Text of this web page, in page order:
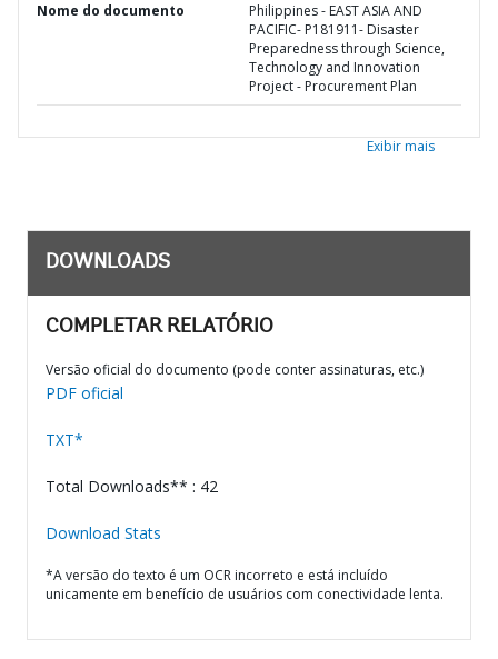
Nome do documento
Philippines - EAST ASIA AND
PACIFIC- P181911- Disaster
Preparedness through Science,
Technology and Innovation
Project - Procurement Plan
Exibir mais
DOWNLOADS
COMPLETAR RELATÓRIO
Versão oficial do documento (pode conter assinaturas, etc.)
PDF oficial
TXT*
Total Downloads** : 42
Download Stats
*A versão do texto é um OCR incorreto e está incluído
unicamente em benefício de usuários com conectividade lenta.